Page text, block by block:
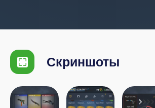
Скриншоты